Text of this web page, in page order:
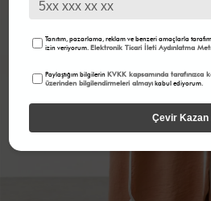
Tanıtım, pazarlama, reklam ve benzeri amaçlarla
izin veriyorum.Elektronik Ticari İleti Aydınlatma
Paylaştığım bilgilerinKVKK kapsamında tarafınızca
üzerinden bilgilendirmeleri almayı kabul ediyorum.
Çevir Kazan